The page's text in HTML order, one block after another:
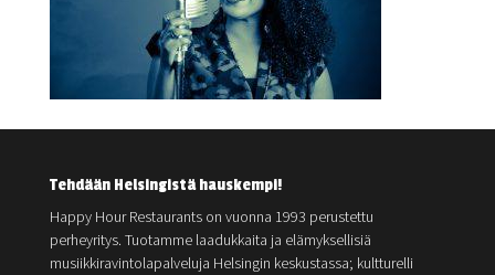
Tehdään Helsingistä hauskempi!
Happy Hour Restaurants on vuonna 1993 perustettu
perheyritys. Tuotamme laadukkaita ja elämyksellisiä
musiikkiravintolapalveluja Helsingin keskustassa; kultturelli